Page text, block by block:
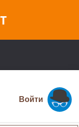
Войти